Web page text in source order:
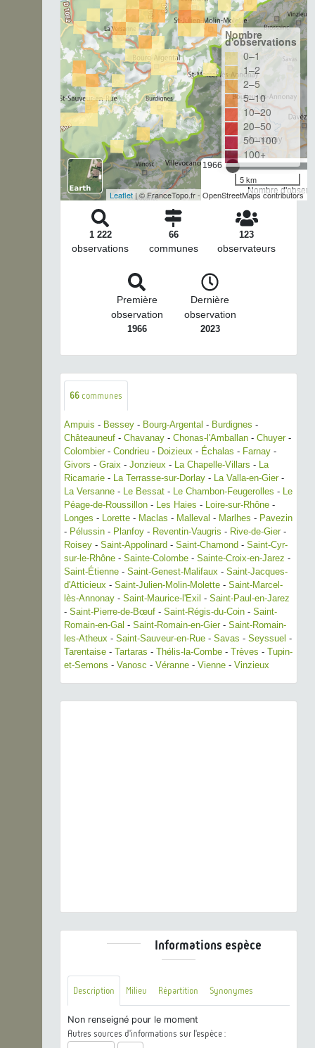
1966
Nombre
Nombre
d'observations
0–1
1–2
2–5
5–10
10–20
20–50
50–100
100+
5 km
Leaflet | © FranceTopo.fr - OpenStreetMaps contributors
1 222
observations
66
communes
123
observateurs
Première
observation
1966
Dernière
observation
2023
66 communes
Ampuis - Bessey - Bourg-Argental - Burdignes -
Châteauneuf - Chavanay - Chonas-l'Amballan - Chuyer-
Colombier- Condrieu - Doizieux - Échalas - Farnay -
Givors - Graix - Jonzieux - La Chapelle-Villars -
La
Ricamarie - La Terrasse-sur-Dorlay - La Valla-en-Gier-
La Versanne - Le Bessat - Le Chambon-Feugerolles -
Le
Péage-de-Roussillon - Les Haies - Loire-sur-Rhône -
Longes - Lorette - Maclas - Malleval - Marlhes - Pavezin
- Pélussin - Planfoy - Reventin-Vaugris - Rive-de-Gier-
Roisey - Saint-Appolinard - Saint-Chamond - Saint-Cyr-
sur-le-Rhône - Sainte-Colombe - Sainte-Croix-en-Jarez -
Saint-Étienne - Saint-Genest-Malifaux - Saint-Jacques-
d'Atticieux - Saint-Julien-Molin-Molette - Saint-Marcel-
lès-Annonay - Saint-Maurice-l'Exil - Saint-Paul-en-Jarez
- Saint-Pierre-de-Bœuf - Saint-Régis-du-Coin - Saint-
Romain-en-Gal - Saint-Romain-en-Gier- Saint-Romain-
les-Atheux - Saint-Sauveur-en-Rue - Savas - Seyssuel -
Tarentaise - Tartaras - Thélis-la-Combe - Trèves - Tupin-
et-Semons - Vanosc - Véranne - Vienne - Vinzieux
Informations espèce
Description Milieu Répartition Synonymes
Non renseigné pour le moment
Autres sources d'informations sur l'espèce :